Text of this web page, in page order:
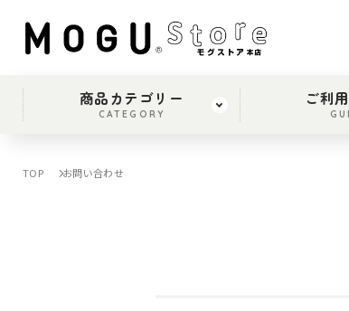
商品カテゴリー
CATEGORY
ご利
TOP お問い合わせ